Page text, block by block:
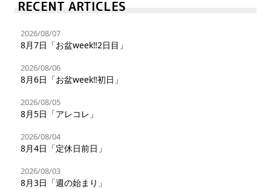
RECENT ARTICLES
2026/08/07
8月7日「お盆week‼︎2日目」
2026/08/06
8月6日「お盆week‼︎初日」
2026/08/05
8月5日「アレコレ」
2026/08/04
8月4日「定休日前日」
2026/08/03
8月3日「週の始まり」